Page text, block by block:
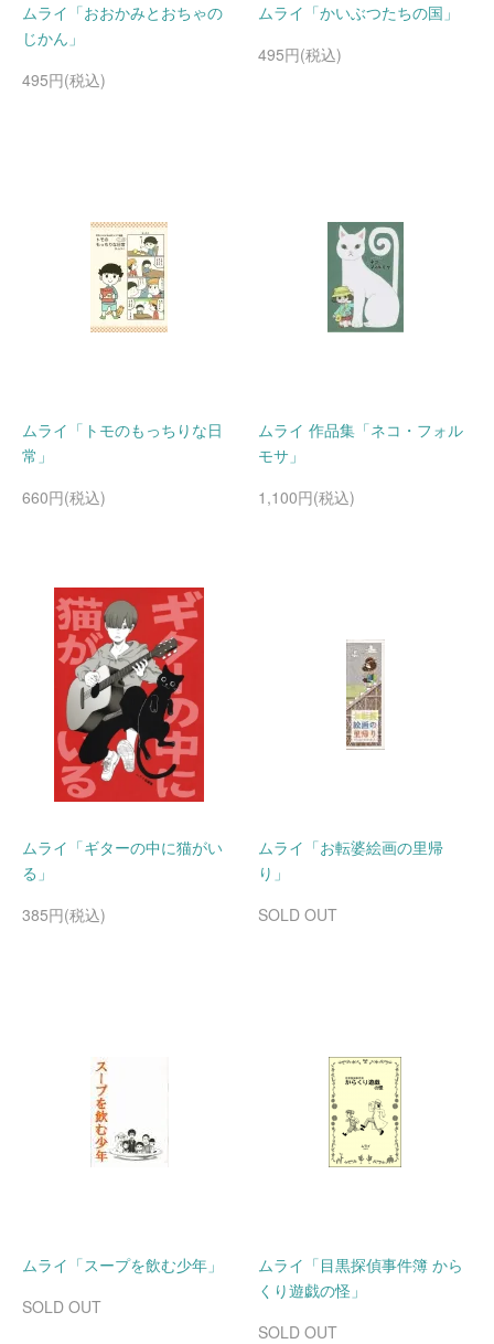
ムライ「おおかみとおちゃの
じかん」
495円(税込)
ムライ「かいぶつたちの国」
495円(税込)
ムライ「トモのもっちりな日
常」
660円(税込)
ムライ 作品集「ネコ・フォル
モサ」
1,100円(税込)
ムライ「ギターの中に猫がい
る」
385円(税込)
ムライ「お転婆絵画の里帰
り」
SOLD OUT
ムライ「スープを飲む少年」
SOLD OUT
ムライ「目黒探偵事件簿 から
くり遊戯の怪」
SOLD OUT